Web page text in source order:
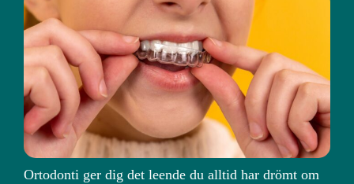
Ortodonti ger dig det leende du alltid har drömt om